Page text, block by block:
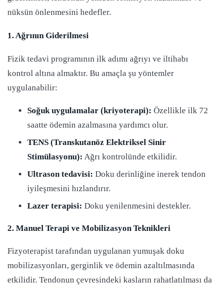
nüksün önlenmesini hedefler.
1. Ağrının Giderilmesi
Fizik tedavi programının ilk adımı ağrıyı ve iltihabı
kontrol altına almaktır. Bu amaçla şu yöntemler
uygulanabilir:
Soğuk uygulamalar (kriyoterapi): Özellikle ilk 72
saatte ödemin azalmasına yardımcı olur.
TENS (Transkutanöz Elektriksel Sinir
Stimülasyonu): Ağrı kontrolünde etkilidir.
Ultrason tedavisi: Doku derinliğine inerek tendon
iyileşmesini hızlandırır.
Lazer terapisi: Doku yenilenmesini destekler.
2. Manuel Terapi ve Mobilizasyon Teknikleri
Fizyoterapist tarafından uygulanan yumuşak doku
mobilizasyonları, gerginlik ve ödemin azaltılmasında
etkilidir. Tendonun çevresindeki kasların rahatlatılması da